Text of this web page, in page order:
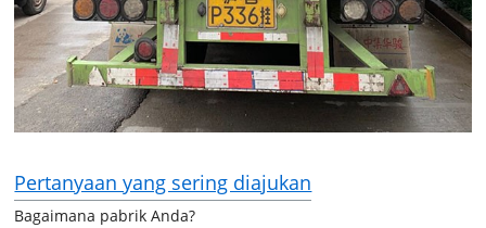
Pertanyaan yang sering diajukan
Bagaimana pabrik Anda?